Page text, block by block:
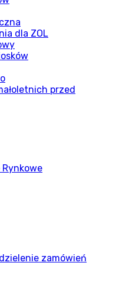
dla ZOL
przed
zamówień